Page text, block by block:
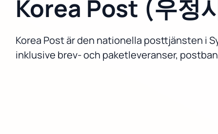
Korea Post (우정
Korea Post är den nationella posttjänsten i
inklusive brev- och paketleveranser,